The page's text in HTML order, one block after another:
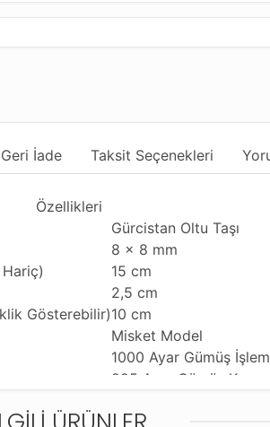
İade Taksit Seçenekleri
Özellikleri
Gürcistan Oltu Taşı
8 x 8 mm
15 cm
2,5 cm
Gösterebilir)10 cm
Misket Model
1000 Ayar Gümüş
925 Ayar Gümüş Kamçı
Tekli ve Çiftli Çekime